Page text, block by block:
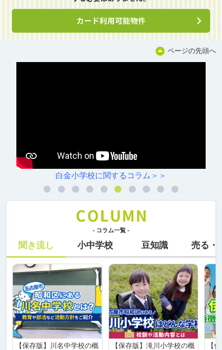
ページの先頭へ
白金小学校に関するコラム＞＞
- コラム一覧 -
聞き流し 小中学校 豆知識 売る・
【保存版】川名中学校の概
【保存版】滝川小学校の概
【